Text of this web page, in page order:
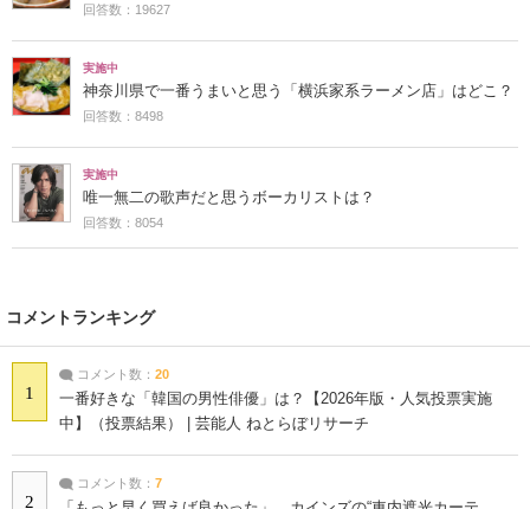
回答数：19627
実施中
神奈川県で一番うまいと思う「横浜家系ラーメン店」はどこ？
回答数：8498
実施中
唯一無二の歌声だと思うボーカリストは？
回答数：8054
コメントランキング
1
コメント数： 20
一番好きな「韓国の男性俳優」は？【2026年版・人気投票実施
中】（投票結果） | 芸能人 ねとらぼリサーチ
2
コメント数： 7